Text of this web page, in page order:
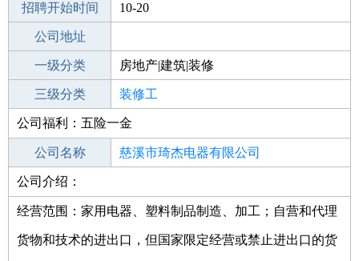
公司电话
招聘开始时间 10-20
招聘结束时间
公司地址
一级分类 房地产|建筑|装修
二级分类 建筑/装修
三级分类 装修工
其他行业
公司福利：五险一金
公司名称 慈溪市琦杰电器有限公司
公司类型
公司介绍：
经营范围：家用电器、塑料制品制造、加工；自营和代理
货物和技术的进出口，但国家限定经营或禁止进出口的货